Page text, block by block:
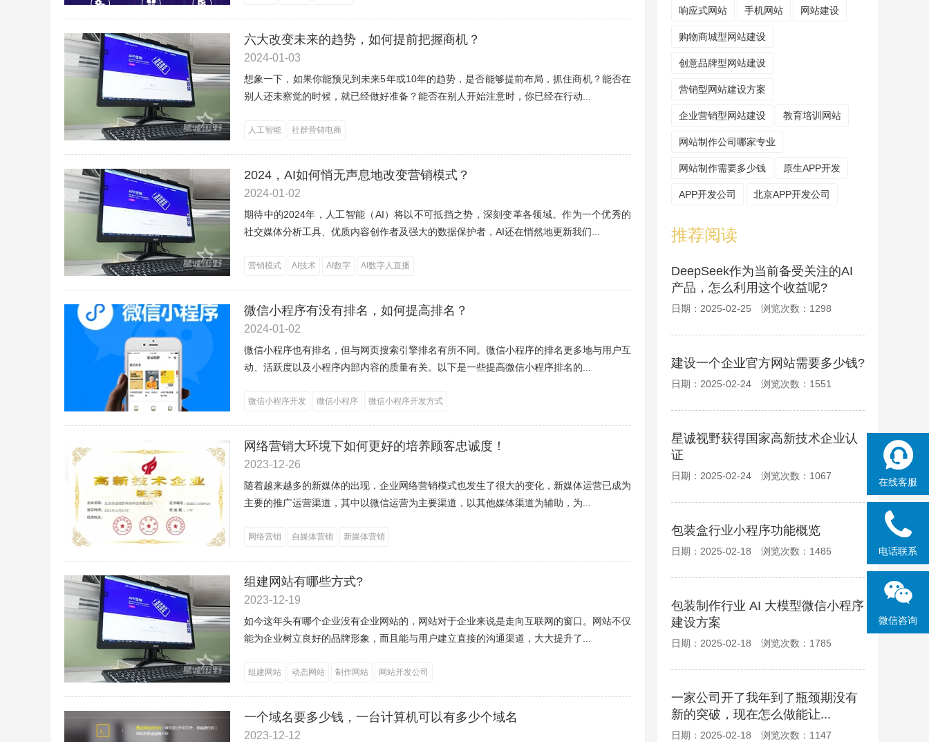
在线客服
电话联系
微信咨询
六大改变未来的趋势，如何提前把握商机？
2024-01-03
想象一下，如果你能预见到未来5年或10年的趋势，是否能够提前布局，抓住商机？能否在
别人还未察觉的时候，就已经做好准备？能否在别人开始注意时，你已经在行动...
人工智能 社群营销电商
2024，AI如何悄无声息地改变营销模式？
2024-01-02
期待中的2024年，人工智能（AI）将以不可抵挡之势，深刻变革各领域。作为一个优秀的
社交媒体分析工具、优质内容创作者及强大的数据保护者，AI还在悄然地更新我们...
营销模式 AI技术 AI数字 AI数字人直播
微信小程序有没有排名，如何提高排名？
2024-01-02
微信小程序也有排名，但与网页搜索引擎排名有所不同。微信小程序的排名更多地与用户互
动、活跃度以及小程序内部内容的质量有关。以下是一些提高微信小程序排名的...
微信小程序开发 微信小程序 微信小程序开发方式
网络营销大环境下如何更好的培养顾客忠诚度！
2023-12-26
随着越来越多的新媒体的出现，企业网络营销模式也发生了很大的变化，新媒体运营已成为
主要的推广运营渠道，其中以微信运营为主要渠道，以其他媒体渠道为辅助，为...
网络营销 自媒体营销 新媒体营销
组建网站有哪些方式?
2023-12-19
如今这年头有哪个企业没有企业网站的，网站对于企业来说是走向互联网的窗口。网站不仅
能为企业树立良好的品牌形象，而且能与用户建立直接的沟通渠道，大大提升了...
组建网站 动态网站 制作网站 网站开发公司
一个域名要多少钱，一台计算机可以有多少个域名
2023-12-12
响应式网站 手机网站 网站建设
购物商城型网站建设
创意品牌型网站建设
营销型网站建设方案
企业营销型网站建设 教育培训网站
网站制作公司哪家专业
网站制作需要多少钱 原生APP开发
APP开发公司 北京APP开发公司
推荐阅读
DeepSeek作为当前备受关注的AI
产品，怎么利用这个收益呢?
日期：2025-02-25 浏览次数：1298
建设一个企业官方网站需要多少钱?
日期：2025-02-24 浏览次数：1551
星诚视野获得国家高新技术企业认
证
日期：2025-02-24 浏览次数：1067
包装盒行业小程序功能概览
日期：2025-02-18 浏览次数：1485
包装制作行业 AI 大模型微信小程序
建设方案
日期：2025-02-18 浏览次数：1785
一家公司开了我年到了瓶颈期没有
新的突破，现在怎么做能让...
日期：2025-02-18 浏览次数：1147